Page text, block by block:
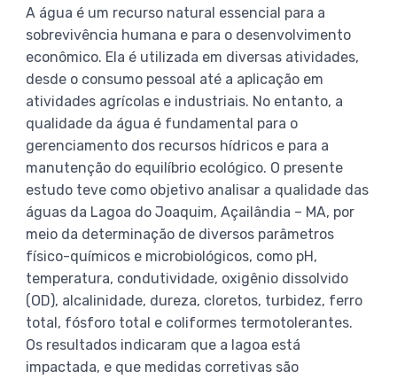
A água é um recurso natural essencial para a
sobrevivência humana e para o desenvolvimento
econômico. Ela é utilizada em diversas atividades,
desde o consumo pessoal até a aplicação em
atividades agrícolas e industriais. No entanto, a
qualidade da água é fundamental para o
gerenciamento dos recursos hídricos e para a
manutenção do equilíbrio ecológico. O presente
estudo teve como objetivo analisar a qualidade das
águas da Lagoa do Joaquim, Açailândia – MA, por
meio da determinação de diversos parâmetros
físico-químicos e microbiológicos, como pH,
temperatura, condutividade, oxigênio dissolvido
(OD), alcalinidade, dureza, cloretos, turbidez, ferro
total, fósforo total e coliformes termotolerantes.
Os resultados indicaram que a lagoa está
impactada, e que medidas corretivas são